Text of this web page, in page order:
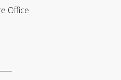
Office